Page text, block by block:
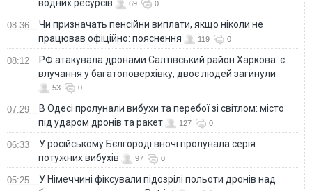
водних ресурсів
69 0
08:36
Чи призначать пенсійни виплати, якщо ніколи не
працював офіційно: пояснення
119 0
08:12
РФ атакувала дронами Салтівський район Харкова: є
влучання у багатоповерхівку, двоє людей загинули
53 0
07:29
В Одесі пролунали вибухи та перебої зі світлом: місто
під ударом дронів та ракет
127 0
06:33
У російському Бєлгороді вночі пролунала серія
потужних вибухів
97 0
05:25
У Німеччині фіксували підозрілі польоти дронів над